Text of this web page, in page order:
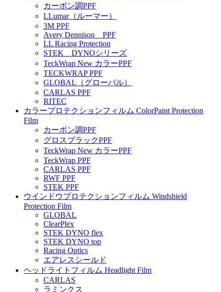
カーボン調PPF
LLumar（ルーマー）
3M PPF
Avery Dennison PPF
LL Racing Protection
STEK DYNOシリーズ
TeckWrap New カラーPPF
TECKWRAP PPF
GLOBAL（グローバル）
CARLAS PPF
RITEC
カラープロテクションフィルム ColorPaint Protection
Film
カーボン調PPF
グロスブラックPPF
TeckWrap New カラーPPF
TeckWrap PPF
CARLAS PPF
RWF PPF
STEK PPF
ウインドウプロテクションフィルム Windshield
Protection Film
GLOBAL
ClearPlex
STEK DYNO flex
STEK DYNO top
Racing Optics
エアレスシールド
ヘッドライトフィルム Headlight Film
CARLAS
ラミンクス